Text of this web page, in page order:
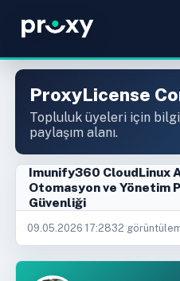
ProxyLicense
Topluluk üyeleri için
paylaşım alanı.
Imunify360 CloudLinux
Otomasyon ve Yönetim
Güvenliği
09.05.2026 17:2832